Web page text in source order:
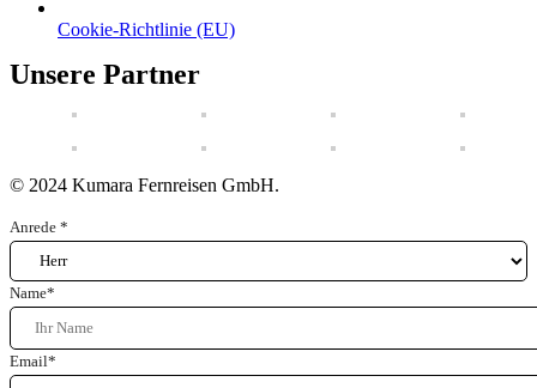
Cookie-Richtlinie (EU)
Unsere Partner
© 2024 Kumara Fernreisen GmbH.
Anrede *
Name*
Email*